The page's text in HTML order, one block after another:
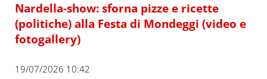
Nardella-show: sforna pizze e ricette
(politiche) alla Festa di Mondeggi (video e
fotogallery)
19/07/2026 10:42